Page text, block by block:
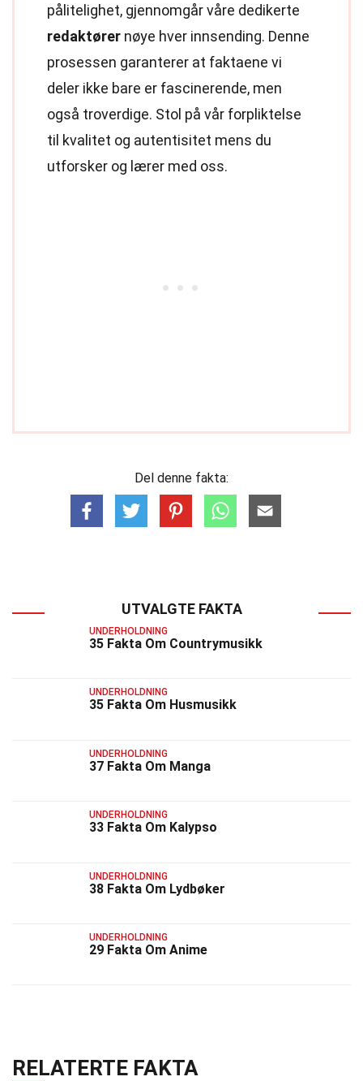
pålitelighet, gjennomgår våre dedikerte
redaktører nøye hver innsending. Denne
prosessen garanterer at faktaene vi
deler ikke bare er fascinerende, men
også troverdige. Stol på vår forpliktelse
til kvalitet og autentisitet mens du
utforsker og lærer med oss.
Del denne fakta:
UTVALGTE FAKTA
UNDERHOLDNING
35 Fakta Om Countrymusikk
UNDERHOLDNING
35 Fakta Om Husmusikk
UNDERHOLDNING
37 Fakta Om Manga
UNDERHOLDNING
33 Fakta Om Kalypso
UNDERHOLDNING
38 Fakta Om Lydbøker
UNDERHOLDNING
29 Fakta Om Anime
RELATERTE FAKTA